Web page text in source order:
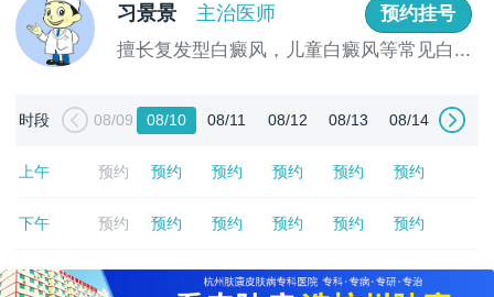
习景景 主治医师
预约挂号
擅长复发型白癜风，儿童白癜风等常见白...
时段 08/09 08/10 08/11 08/12 08/13 08/14
上午 预约 预约 预约 预约 预约 预约
下午 预约 预约 预约 预约 预约 预约